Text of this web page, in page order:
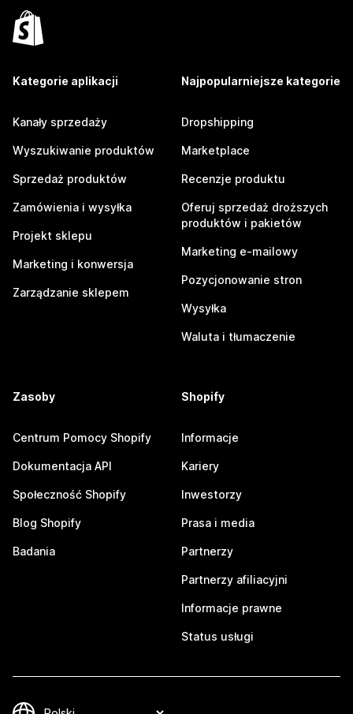
Kategorie aplikacji
Kanały sprzedaży
Wyszukiwanie produktów
Sprzedaż produktów
Zamówienia i wysyłka
Projekt sklepu
Marketing i konwersja
Zarządzanie sklepem
Najpopularniejsze kategorie
Dropshipping
Marketplace
Recenzje produktu
Oferuj sprzedaż droższych
produktów i pakietów
Marketing e-mailowy
Pozycjonowanie stron
Wysyłka
Waluta i tłumaczenie
Zasoby
Centrum Pomocy Shopify
Dokumentacja API
Społeczność Shopify
Blog Shopify
Badania
Shopify
Informacje
Kariery
Inwestorzy
Prasa i media
Partnerzy
Partnerzy afiliacyjni
Informacje prawne
Status usługi